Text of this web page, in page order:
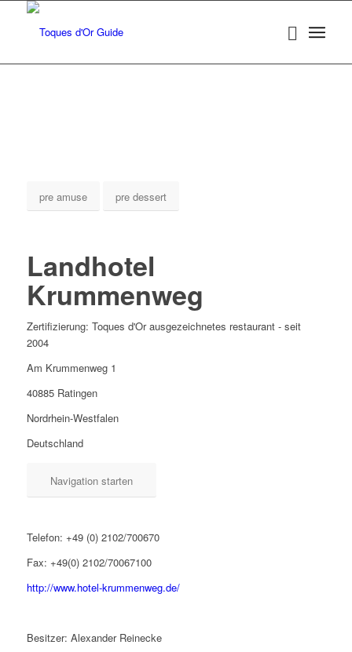
pre amuse pre dessert
Landhotel
Krummenweg
Zertifizierung: Toques d'Or ausgezeichnetes restaurant - seit
2004
Am Krummenweg 1
40885 Ratingen
Nordrhein-Westfalen
Deutschland
Navigation starten
Telefon: +49 (0) 2102/700670
Fax: +49(0) 2102/70067100
http://www.hotel-krummenweg.de/
Besitzer: Alexander Reinecke